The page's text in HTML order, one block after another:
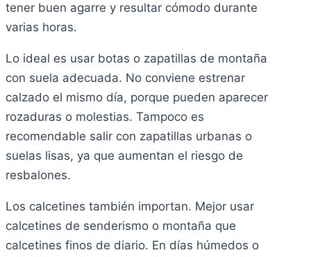
tener buen agarre y resultar cómodo durante
varias horas.
Lo ideal es usar botas o zapatillas de montaña
con suela adecuada. No conviene estrenar
calzado el mismo día, porque pueden aparecer
rozaduras o molestias. Tampoco es
recomendable salir con zapatillas urbanas o
suelas lisas, ya que aumentan el riesgo de
resbalones.
Los calcetines también importan. Mejor usar
calcetines de senderismo o montaña que
calcetines finos de diario. En días húmedos o